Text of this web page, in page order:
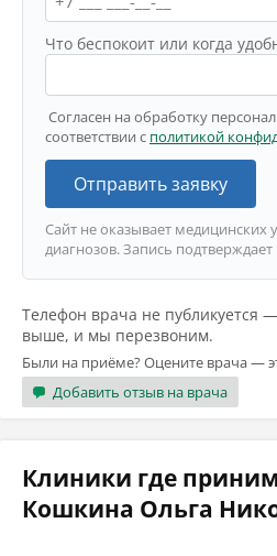
Что беспокоит или когда
Согласен на обработку
соответствии с политикой
Отправить заявку
Сайт не оказывает медицинских
диагнозов. Запись подтверждает
Телефон врача не публикуется
выше, и мы перезвоним.
Были на приёме? Оцените врача —
Добавить отзыв на врача
Клиники где
Кошкина Ольга